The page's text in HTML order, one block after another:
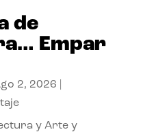
de
Empar
2, 2026
y Arte y